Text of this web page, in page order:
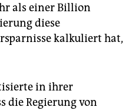
als einer Billion
diese
kalkuliert hat,
in ihrer
die Regierung von